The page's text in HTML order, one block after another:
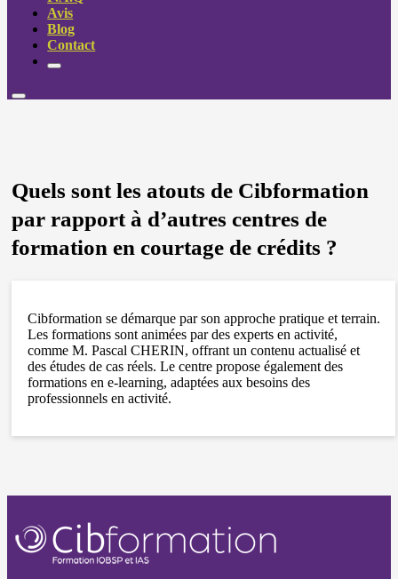
Avis
Blog
Contact
Quels sont les atouts de Cibformation
par rapport à d’autres centres de
formation en courtage de crédits ?
Cibformation se démarque par son approche pratique et terrain.
Les formations sont animées par des experts en activité,
comme M. Pascal CHERIN, offrant un contenu actualisé et
des études de cas réels. Le centre propose également des
formations en e-learning, adaptées aux besoins des
professionnels en activité.